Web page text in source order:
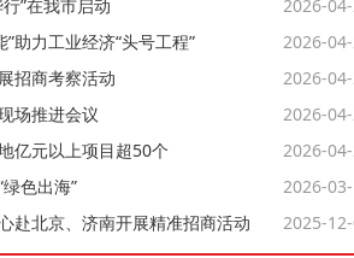
”在我市启动
2026-
助力工业经济“头号工程”
2026-
招商考察活动
2026-
场推进会议
2026-
亿元以上项目超50个
2026-
色出海”
2026-
赴北京、济南开展精准招商活动
2025-